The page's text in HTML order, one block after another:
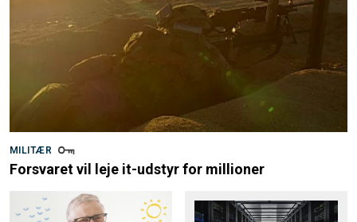
MILITÆR
Forsvaret vil leje it-udstyr for millioner